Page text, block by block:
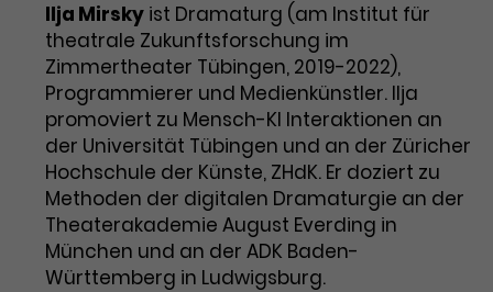
Ilja Mirsky ist Dramaturg (am Institut für
theatrale Zukunftsforschung im
Zimmertheater Tübingen, 2019-2022),
Programmierer und Medienkünstler. Ilja
promoviert zu Mensch-KI Interaktionen an
der Universität Tübingen und an der Züricher
Hochschule der Künste, ZHdK. Er doziert zu
Methoden der digitalen Dramaturgie an der
Theaterakademie August Everding in
München und an der ADK Baden-
Württemberg in Ludwigsburg.